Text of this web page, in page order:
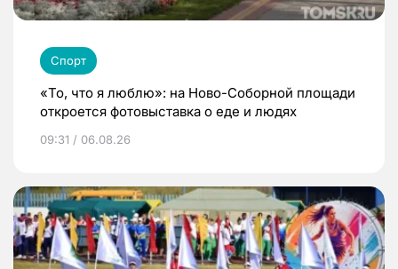
Спорт
«То, что я люблю»: на Ново-Соборной площади
откроется фотовыставка о еде и людях
09:31 / 06.08.26